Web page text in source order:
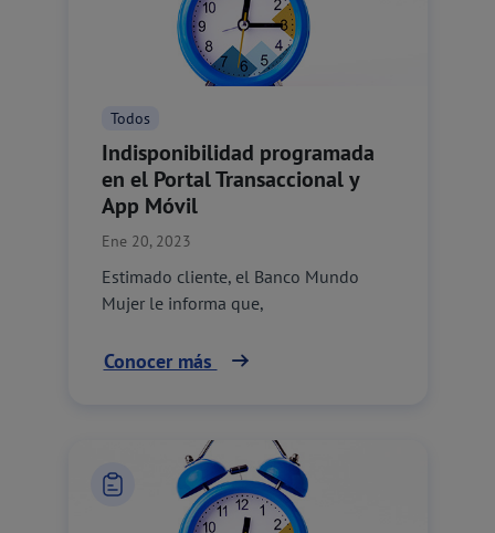
Todos
Indisponibilidad programada
en el Portal Transaccional y
App Móvil
Ene 20, 2023
Estimado cliente, el Banco Mundo
Mujer le informa que,
Conocer más